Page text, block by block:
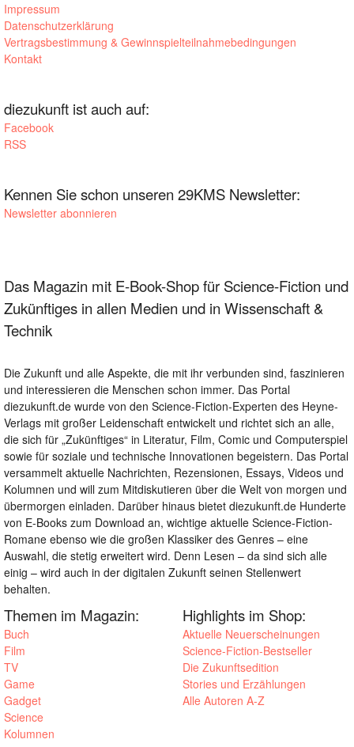
Impressum
Datenschutzerklärung
Vertragsbestimmung & Gewinnspielteilnahmebedingungen
Kontakt
diezukunft ist auch auf:
Facebook
RSS
Kennen Sie schon unseren 29KMS Newsletter:
Newsletter abonnieren
Das Magazin mit E-Book-Shop für Science-Fiction und
Zukünftiges in allen Medien und in Wissenschaft &
Technik
Die Zukunft und alle Aspekte, die mit ihr verbunden sind, faszinieren
und interessieren die Menschen schon immer. Das Portal
diezukunft.de wurde von den Science-Fiction-Experten des Heyne-
Verlags mit großer Leidenschaft entwickelt und richtet sich an alle,
die sich für „Zukünftiges“ in Literatur, Film, Comic und Computerspiel
sowie für soziale und technische Innovationen begeistern. Das Portal
versammelt aktuelle Nachrichten, Rezensionen, Essays, Videos und
Kolumnen und will zum Mitdiskutieren über die Welt von morgen und
übermorgen einladen. Darüber hinaus bietet diezukunft.de Hunderte
von E-Books zum Download an, wichtige aktuelle Science-Fiction-
Romane ebenso wie die großen Klassiker des Genres – eine
Auswahl, die stetig erweitert wird. Denn Lesen – da sind sich alle
einig – wird auch in der digitalen Zukunft seinen Stellenwert
behalten.
Themen im Magazin:
Buch
Film
TV
Game
Gadget
Science
Kolumnen
Highlights im Shop:
Aktuelle Neuerscheinungen
Science-Fiction-Bestseller
Die Zukunftsedition
Stories und Erzählungen
Alle Autoren A-Z